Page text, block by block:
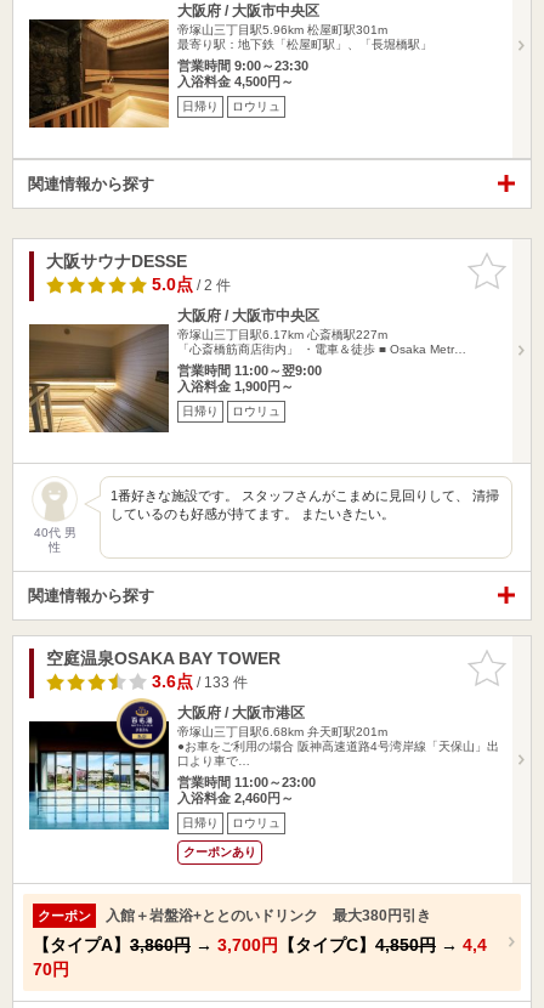
大阪府 / 大阪市中央区
帝塚山三丁目駅5.96km 松屋町駅301m
最寄り駅：地下鉄「松屋町駅」、「長堀橋駅」
営業時間 9:00～23:30
入浴料金 4,500円～
日帰り ロウリュ
関連情報から探す
お気に入
りに追加
大阪サウナDESSE
5.0点/ 2 件
大阪府 / 大阪市中央区
帝塚山三丁目駅6.17km 心斎橋駅227m
「心斎橋筋商店街内」 ・電車＆徒歩 ■ Osaka Metr…
営業時間 11:00～翌9:00
入浴料金 1,900円～
日帰り ロウリュ
40代 男
性
1番好きな施設です。 スタッフさんがこまめに見回りして、 清掃
しているのも好感が持てます。 またいきたい。
関連情報から探す
お気に入
りに追加
空庭温泉OSAKA BAY TOWER
3.6点/ 133 件
大阪府 / 大阪市港区
帝塚山三丁目駅6.68km 弁天町駅201m
●お車をご利用の場合 阪神高速道路4号湾岸線「天保山」出
口より車で…
営業時間 11:00～23:00
入浴料金 2,460円～
日帰り ロウリュ
クーポンあり
クーポン 入館＋岩盤浴+ととのいドリンク 最大380円引き
【タイプA】 3,860円 → 3,700円 【タイプC】 4,850円 → 4,4
70円